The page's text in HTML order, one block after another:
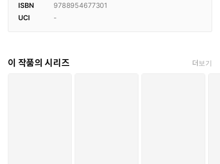
ISBN
9788954677301
UCI
-
이 작품의 시리즈 더보기